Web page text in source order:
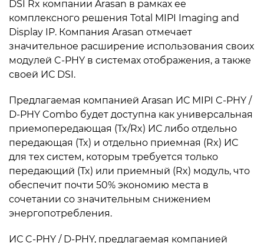
DSI Rx компании Arasan в рамках ее
комплексного решения Total MIPI Imaging and
Display IP. Компания Arasan отмечает
значительное расширение использования своих
модулей C-PHY в системах отображения, а также
своей ИС DSI.
Предлагаемая компанией Arasan ИС MIPI C-PHY /
D-PHY Combo будет доступна как универсальная
приемопередающая (Tx/Rx) ИС либо отдельно
передающая (Tx) и отдельно приемная (Rx) ИС
для тех систем, которым требуется только
передающий (Tx) или приемный (Rx) модуль, что
обеспечит почти 50% экономию места в
сочетании со значительным снижением
энергопотребления.
ИС C-PHY / D-PHY, предлагаемая компанией